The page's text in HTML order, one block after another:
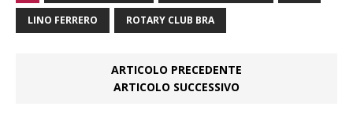
LINO FERRERO ROTARY CLUB BRA
ARTICOLO PRECEDENTE
ARTICOLO SUCCESSIVO